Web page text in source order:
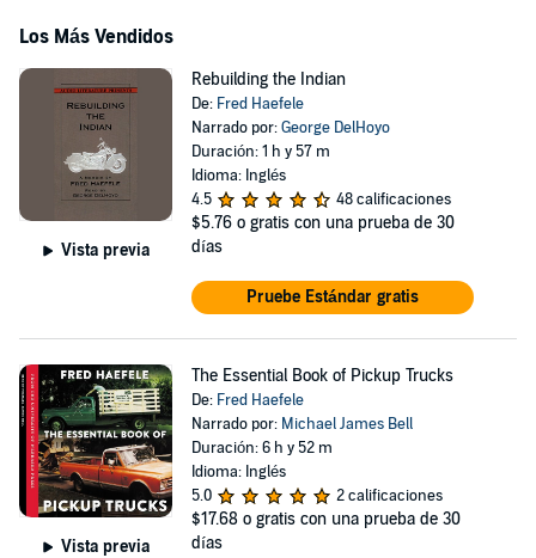
Los Más Vendidos
Vista previa
Rebuilding the Indian
De: Fred Haefele
Narrado por:George DelHoyo
Duración: 1 h y 57 m
Idioma: Inglés
4.5
48 calificaciones
$5.76 o gratis con una prueba de 30
días
Pruebe Estándar gratis
Vista previa
The Essential Book of Pickup Trucks
De: Fred Haefele
Narrado por: Michael James Bell
Duración: 6 h y 52 m
Idioma: Inglés
5.0
2 calificaciones
$17.68 o gratis con una prueba de 30
días